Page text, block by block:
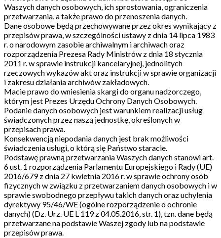
Waszych danych osobowych, ich sprostowania, ograniczenia
przetwarzania, a także prawo do przenoszenia danych.
Dane osobowe będą przechowywane przez okres wynikający z
przepisów prawa, w szczególności ustawy z dnia 14 lipca 1983
r. o narodowym zasobie archiwalnym i archiwach oraz
rozporządzenia Prezesa Rady Ministrów z dnia 18 stycznia
2011 r. w sprawie instrukcji kancelaryjnej, jednolitych
rzeczowych wykazów akt oraz instrukcji w sprawie organizacji
i zakresu działania archiwów zakładowych.
Macie prawo do wniesienia skargi do organu nadzorczego,
którym jest Prezes Urzędu Ochrony Danych Osobowych.
Podanie danych osobowych jest warunkiem realizacji usług
świadczonych przez naszą jednostkę, określonych w
przepisach prawa.
Konsekwencją niepodania danych jest brak możliwości
świadczenia usługi, o którą się Państwo staracie.
Podstawę prawną przetwarzania Waszych danych stanowi art.
6 ust. 1 rozporządzenia Parlamentu Europejskiego i Rady (UE)
2016/679 z dnia 27 kwietnia 2016 r. w sprawie ochrony osób
fizycznych w związku z przetwarzaniem danych osobowych i w
sprawie swobodnego przepływu takich danych oraz uchylenia
dyrektywy 95/46/WE (ogólne rozporządzenie o ochronie
danych) (Dz. Urz. UE L 119 z 04.05.2016, str. 1), tzn. dane będą
przetwarzane na podstawie Waszej zgody lub na podstawie
przepisów prawa.